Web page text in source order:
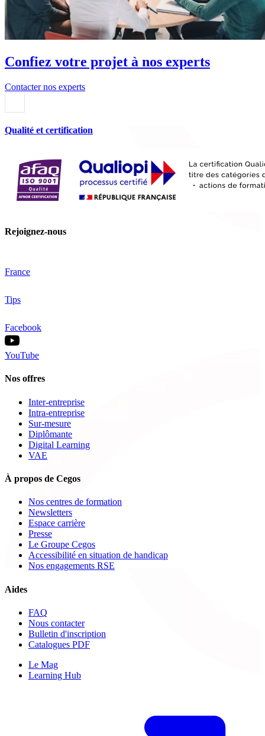
Confiez votre projet à nos experts
Contacter nos experts
Qualité et certification
Rejoignez-nous
France
Tips
Facebook
YouTube
Nos offres
Inter-entreprise
Intra-entreprise
Sur-mesure
Diplômante
Digital Learning
VAE
À propos de Cegos
Nos centres de formation
Newsletters
Espace carrière
Presse
Le Groupe Cegos
Accessibilité en situation de handicap
Nos engagements RSE
Aides
FAQ
Nous contacter
Bulletin d'inscription
Catalogues PDF
Le Mag
Learning Hub